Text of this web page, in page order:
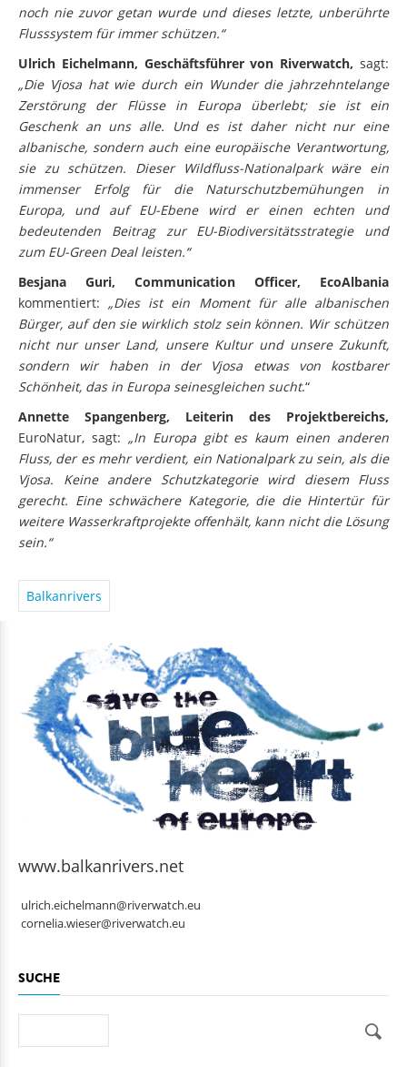
noch nie zuvor getan wurde und dieses letzte, unberührte
Flusssystem für immer schützen.“
Ulrich Eichelmann, Geschäftsführer von Riverwatch, sagt:
„Die Vjosa hat wie durch ein Wunder die jahrzehntelange
Zerstörung der Flüsse in Europa überlebt; sie ist ein
Geschenk an uns alle. Und es ist daher nicht nur eine
albanische, sondern auch eine europäische Verantwortung,
sie zu schützen. Dieser Wildfluss-Nationalpark wäre ein
immenser Erfolg für die Naturschutzbemühungen in
Europa, und auf EU-Ebene wird er einen echten und
bedeutenden Beitrag zur EU-Biodiversitätsstrategie und
zum EU-Green Deal leisten.“
Besjana Guri, Communication Officer, EcoAlbania
kommentiert:„Dies ist ein Moment für alle albanischen
Bürger, auf den sie wirklich stolz sein können. Wir schützen
nicht nur unser Land, unsere Kultur und unsere Zukunft,
sondern wir haben in der Vjosa etwas von kostbarer
Schönheit, das in Europa seinesgleichen sucht.“
Annette Spangenberg, Leiterin des Projektbereichs,
EuroNatur, sagt: „In Europa gibt es kaum einen anderen
Fluss, der es mehr verdient, ein Nationalpark zu sein, als die
Vjosa. Keine andere Schutzkategorie wird diesem Fluss
gerecht. Eine schwächere Kategorie, die die Hintertür für
weitere Wasserkraftprojekte offenhält, kann nicht die Lösung
sein.“
Balkanrivers
www.balkanrivers.net
ulrich.eichelmann@riverwatch.eu
cornelia.wieser@riverwatch.eu
SUCHE